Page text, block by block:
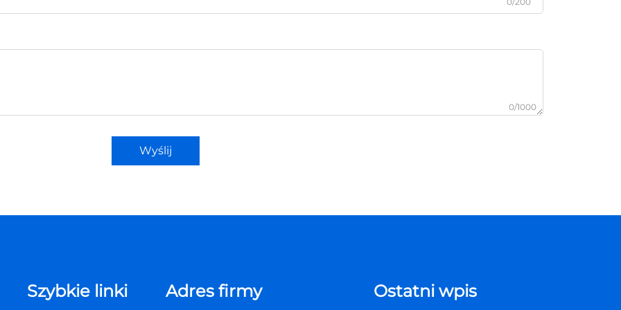
0/1000
Wyślij
Szybkie linki Adres firmy Ostatni wpis